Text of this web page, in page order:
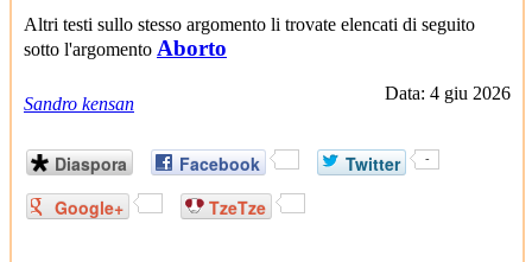
Altri testi sullo stesso argomento li trovate elencati di seguito
sotto l'argomento Aborto
Sandro kensan
Data: 4 giu 2026
Diaspora Facebook Twitter -
Google+ TzeTze